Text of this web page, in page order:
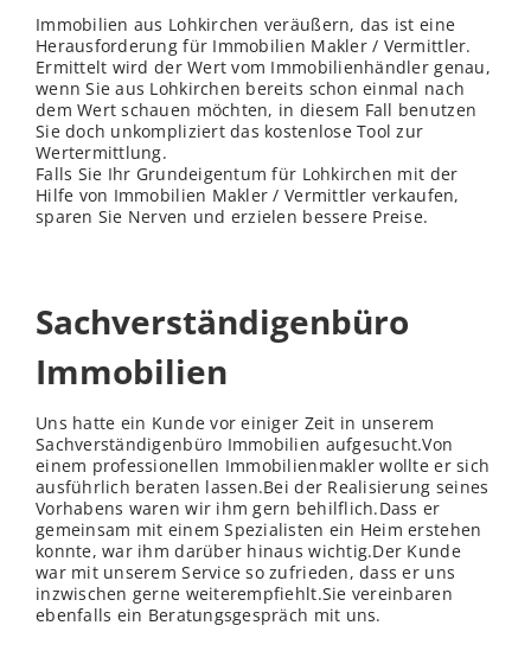
Immobilien aus Lohkirchen veräußern, das ist eine
Herausforderung für Immobilien Makler / Vermittler.
Ermittelt wird der Wert vom Immobilienhändler genau,
wenn Sie aus Lohkirchen bereits schon einmal nach
dem Wert schauen möchten, in diesem Fall benutzen
Sie doch unkompliziert das kostenlose Tool zur
Wertermittlung.
Falls Sie Ihr Grundeigentum für Lohkirchen mit der
Hilfe von Immobilien Makler / Vermittler verkaufen,
sparen Sie Nerven und erzielen bessere Preise.
Sachverständigenbüro
Immobilien
Uns hatte ein Kunde vor einiger Zeit in unserem
Sachverständigenbüro Immobilien aufgesucht.Von
einem professionellen Immobilienmakler wollte er sich
ausführlich beraten lassen.Bei der Realisierung seines
Vorhabens waren wir ihm gern behilflich.Dass er
gemeinsam mit einem Spezialisten ein Heim erstehen
konnte, war ihm darüber hinaus wichtig.Der Kunde
war mit unserem Service so zufrieden, dass er uns
inzwischen gerne weiterempfiehlt.Sie vereinbaren
ebenfalls ein Beratungsgespräch mit uns.